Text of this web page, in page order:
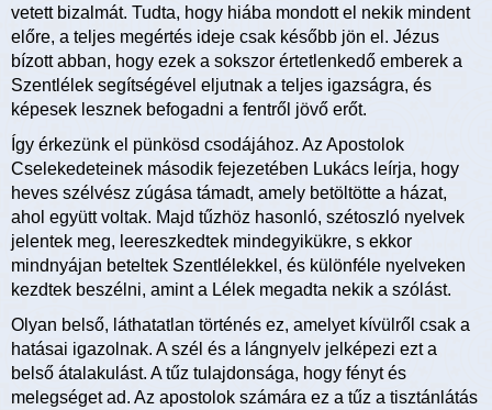
vetett bizalmát. Tudta, hogy hiába mondott el nekik mindent
előre, a teljes megértés ideje csak később jön el. Jézus
bízott abban, hogy ezek a sokszor értetlenkedő emberek a
Szentlélek segítségével eljutnak a teljes igazságra, és
képesek lesznek befogadni a fentről jövő erőt.
Így érkezünk el pünkösd csodájához. Az Apostolok
Cselekedeteinek második fejezetében Lukács leírja, hogy
heves szélvész zúgása támadt, amely betöltötte a házat,
ahol együtt voltak. Majd tűzhöz hasonló, szétoszló nyelvek
jelentek meg, leereszkedtek mindegyikükre, s ekkor
mindnyájan beteltek Szentlélekkel, és különféle nyelveken
kezdtek beszélni, amint a Lélek megadta nekik a szólást.
Olyan belső, láthatatlan történés ez, amelyet kívülről csak a
hatásai igazolnak. A szél és a lángnyelv jelképezi ezt a
belső átalakulást. A tűz tulajdonsága, hogy fényt és
melegséget ad. Az apostolok számára ez a tűz a tisztánlátás